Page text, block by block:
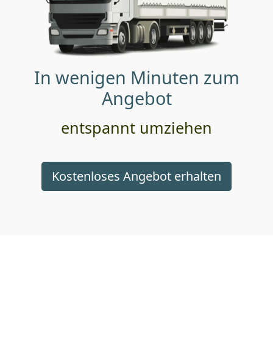
In wenigen Minuten zum
Angebot
entspannt umziehen
Kostenloses Angebot erhalten